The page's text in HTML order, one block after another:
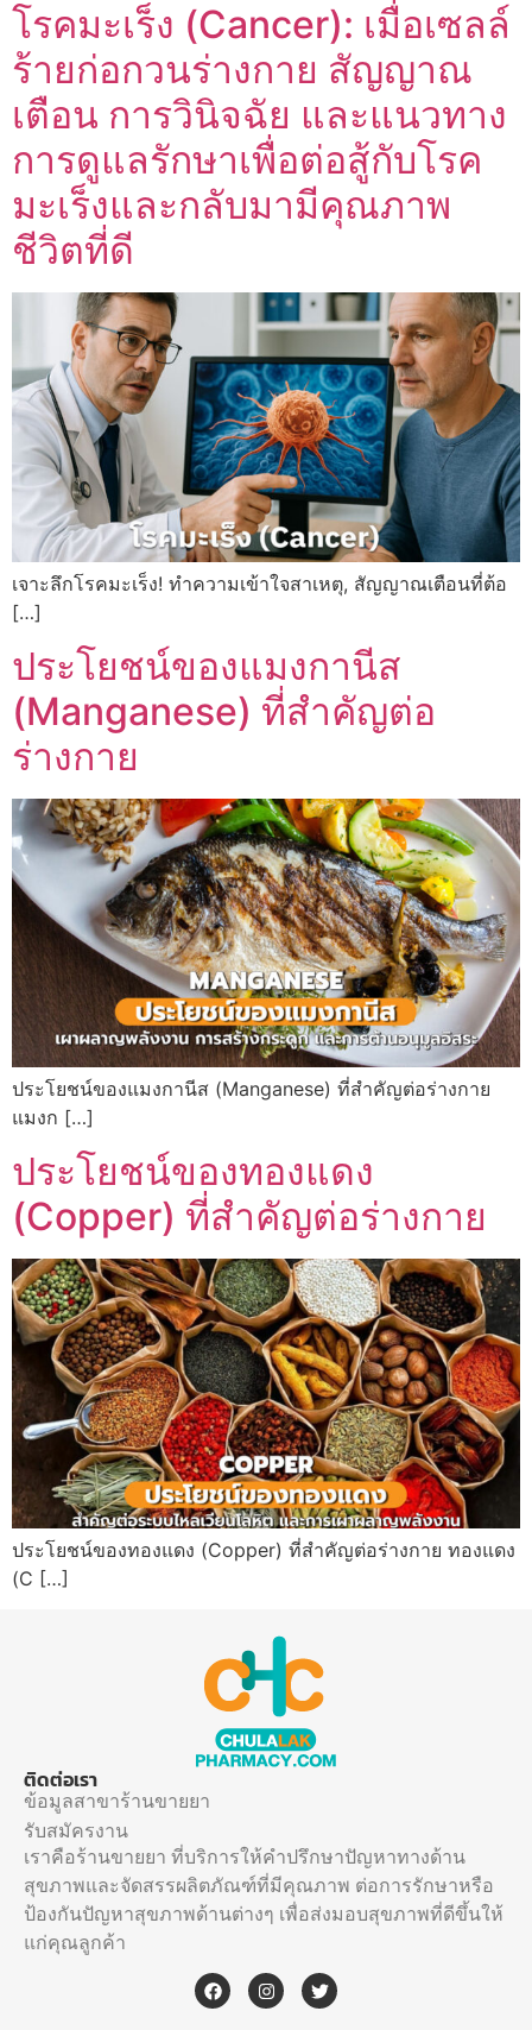
โรคมะเร็ง (Cancer): เมื่อเซลล์
ร้ายก่อกวนร่างกาย สัญญาณ
เตือน การวินิจฉัย และแนวทาง
การดูแลรักษาเพื่อต่อสู้กับโรค
มะเร็งและกลับมามีคุณภาพ
ชีวิตที่ดี
เจาะลึกโรคมะเร็ง! ทำความเข้าใจสาเหตุ, สัญญาณเตือนที่ต้อ
[…]
ประโยชน์ของแมงกานีส
(Manganese) ที่สำคัญต่อ
ร่างกาย
ประโยชน์ของแมงกานีส (Manganese) ที่สำคัญต่อร่างกาย
แมงก […]
ประโยชน์ของทองแดง
(Copper) ที่สำคัญต่อร่างกาย
ประโยชน์ของทองแดง (Copper) ที่สำคัญต่อร่างกาย ทองแดง
(C […]
ติดต่อเรา
ข้อมูลสาขาร้านขายยา
รับสมัครงาน
เราคือร้านขายยา ที่บริการให้คำปรึกษาปัญหาทางด้าน
สุขภาพและจัดสรรผลิตภัณฑ์ที่มีคุณภาพ ต่อการรักษาหรือ
ป้องกันปัญหาสุขภาพด้านต่างๆ เพื่อส่งมอบสุขภาพที่ดีขึ้นให้
แก่คุณลูกค้า